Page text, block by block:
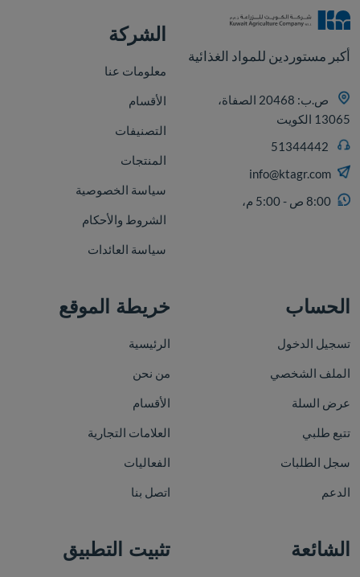
أكبر مستوردين للمواد الغذائية
ص.ب: 20468 الصفاة،
13065 الكويت
info@ktagr.com
8:00 ص - 5:00 م،
الشركة
معلومات عنا
الأقسام
التصنيفات
المنتجات
سياسة الخصوصية
الشروط والأحكام
سياسة العائدات
الحساب
تسجيل الدخول
الملف الشخصي
عرض السلة
تتبع طلبي
سجل الطلبات
الدعم
خريطة الموقع
الرئيسية
من نحن
الأقسام
العلامات التجارية
الفعاليات
اتصل بنا
الشائعة تثبيت التطبيق